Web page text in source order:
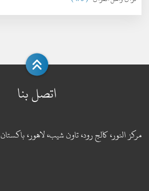
اتصل بنا
مركز النور، كالج رود، تاون شيب، لاهور، باكستان